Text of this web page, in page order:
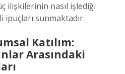
ilişkilerinin nasıl işlediği
ipuçları sunmaktadır.
Katılım:
Arasındaki